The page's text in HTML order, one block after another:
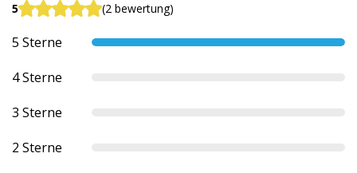
5 (2 bewertung)
5 Sterne
4 Sterne
3 Sterne
2 Sterne